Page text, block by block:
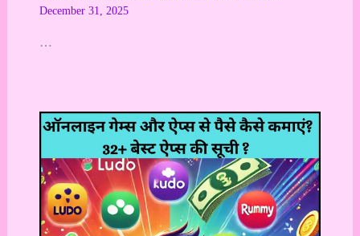
December 31, 2025
…